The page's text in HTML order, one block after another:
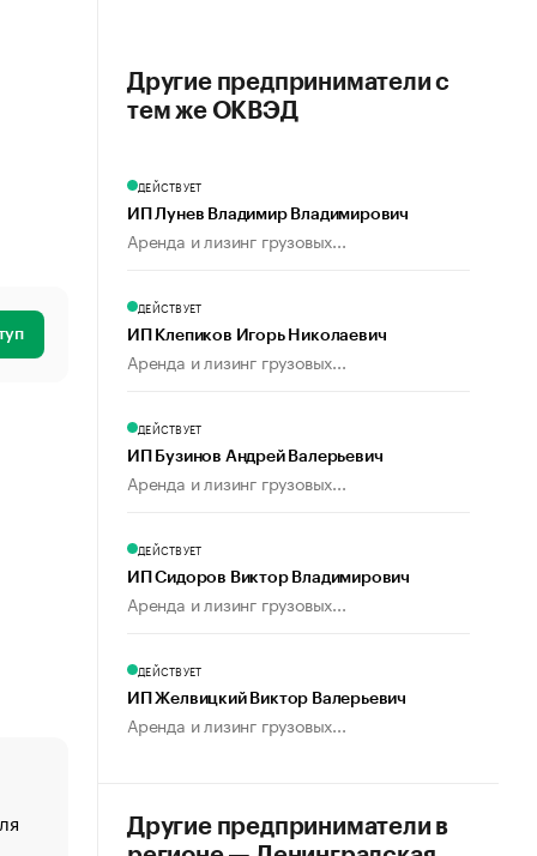
«От спорта тело стареет иначе». Как живет глава
создавшей GTA
Другие предприниматели с
тем же ОКВЭД
ДЕЙСТВУЕТ
ИП Лунев Владимир Владимирович
Аренда и лизинг грузовых...
ДЕЙСТВУЕТ
ИП Клепиков Игорь Николаевич
Аренда и лизинг грузовых...
ДЕЙСТВУЕТ
ИП Бузинов Андрей Валерьевич
Аренда и лизинг грузовых...
ДЕЙСТВУЕТ
ИП Сидоров Виктор Владимирович
Аренда и лизинг грузовых...
ДЕЙСТВУЕТ
ИП Желвицкий Виктор Валерьевич
Аренда и лизинг грузовых...
Другие предприниматели в